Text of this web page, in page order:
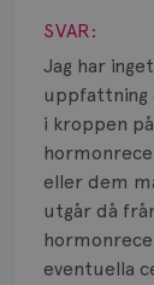
SVAR:
Jag har
uppfattning
i kroppen
eller dem
utgår då
eventuella